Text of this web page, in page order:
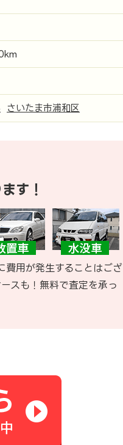
さいたま市浦和区
す！
費用が発生することはござ
スも！無料で査定を承っ